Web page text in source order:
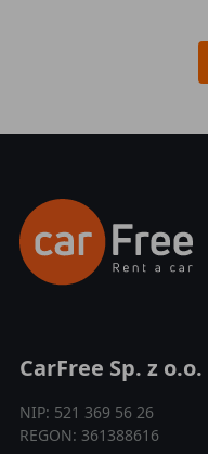
CarFree Sp. z o.o.
NIP: 521 369 56 26
REGON: 361388616